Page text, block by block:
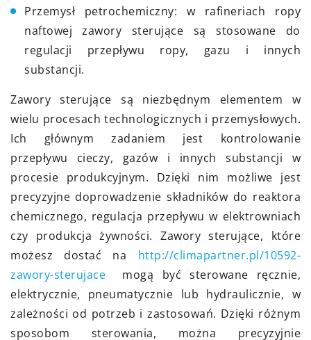
Przemysł petrochemiczny: w rafineriach ropy
naftowej zawory sterujące są stosowane do
regulacji przepływu ropy, gazu i innych
substancji.
Zawory sterujące są niezbędnym elementem w
wielu procesach technologicznych i przemysłowych.
Ich głównym zadaniem jest kontrolowanie
przepływu cieczy, gazów i innych substancji w
procesie produkcyjnym. Dzięki nim możliwe jest
precyzyjne doprowadzenie składników do reaktora
chemicznego, regulacja przepływu w elektrowniach
czy produkcja żywności. Zawory sterujące, które
możesz dostać na http://climapartner.pl/10592-
zawory-sterujace mogą być sterowane ręcznie,
elektrycznie, pneumatycznie lub hydraulicznie, w
zależności od potrzeb i zastosowań. Dzięki różnym
sposobom sterowania, można precyzyjnie